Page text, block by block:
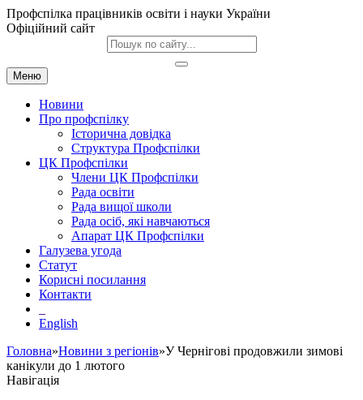
Профспілка працівників освіти і науки України
Офіційний сайт
Меню
Новини
Про профспілку
Історична довідка
Структура Профспілки
ЦК Профспілки
Члени ЦК Профспілки
Рада освіти
Рада вищої школи
Рада осіб, які навчаються
Апарат ЦК Профспілки
Галузева угода
Статут
Корисні посилання
Контакти
English
Головна»Новини з регіонів»У Чернігові продовжили зимові
канікули до 1 лютого
Навігація